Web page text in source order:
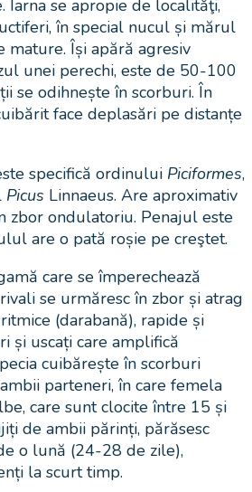
Iarna se apropie de localităţi,
în special nucul și mărul
mature. Își apără agresiv
unei perechi, este de 50-100
se odihnește în scorburi. În
face deplasări pe distanțe
specifică ordinului Piciformes,
Picus Linnaeus. Are aproximativ
zbor ondulatoriu. Penajul este
are o pată roșie pe creştet.
care se împerechează
se urmăresc în zbor și atrag
(darabană), rapide și
și uscați care amplifică
cuibărește în scorburi
parteneri, în care femela
care sunt clocite între 15 și
de ambii părinți, părăsesc
o lună (24-28 de zile),
la scurt timp.